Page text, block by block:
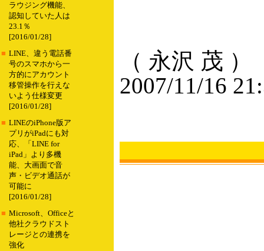
ラウジング機能、
認知していた人は
23.1％
[2016/01/28]
■ LINE、違う電話番
号のスマホから一
方的にアカウント
移管操作を行えな
いよう仕様変更
[2016/01/28]
■ LINEのiPhone版ア
プリがiPadにも対
応、「LINE for
iPad」より多機
能、大画面で音
声・ビデオ通話が
可能に
[2016/01/28]
■ Microsoft、Officeと
他社クラウドスト
レージとの連携を
強化
（ 永沢 茂 ）
2007/11/16